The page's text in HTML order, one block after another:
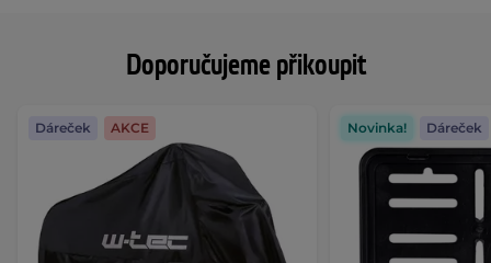
Doporučujeme přikoupit
Dáreček AKCE Novinka! Dáreček